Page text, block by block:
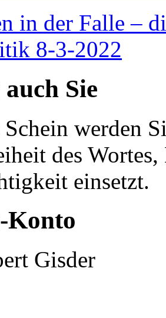
in der Falle –
8-3-2022
Sie
werden
des
einsetzt.
Konto
Gisder